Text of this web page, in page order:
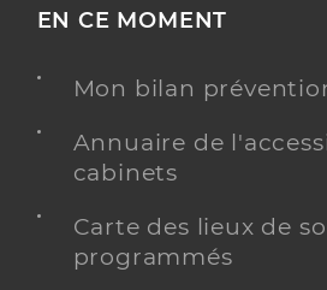
EN CE MOMENT
Mon bilan
Annuaire de
cabinets
Carte des lieux de
programmés